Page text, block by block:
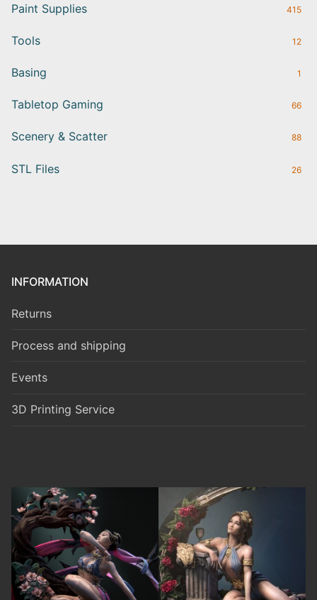
Paint Supplies 415
Tools 12
Basing 1
Tabletop Gaming 66
Scenery & Scatter 88
STL Files 26
INFORMATION
Returns
Process and shipping
Events
3D Printing Service